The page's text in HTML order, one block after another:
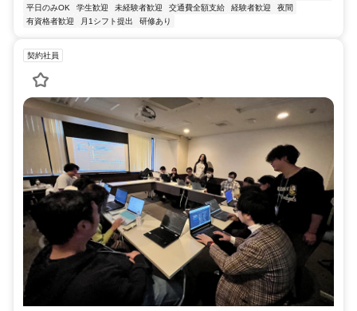
平日のみOK
学生歓迎 未経験者歓迎 交通費全額支給 経験者歓迎
夜間
有資格者歓迎
月1シフト提出 研修あり
契約社員